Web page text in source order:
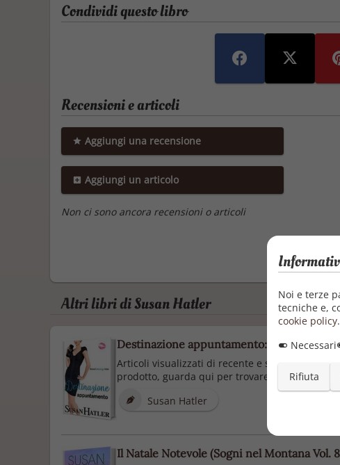
Condividi questo libro
Recensioni e articoli
Aggiungi una recensione
Aggiungi un articolo
Non ci sono ancora recensioni o articoli
Altri libri di Susan Hatler
Destinazione appuntamento: Commedia
Articoli visualizzati di recente e suggerimenti
prodotto, guarda qui per trovare un modo
Susan Hatler
Il Natale Notevole (Sogni nel Montana Vol.
Noi e terze
tecniche e,
cookie policy.
Necessari
Rifiuta